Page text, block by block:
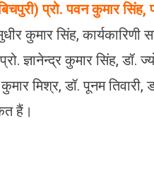
प्रो. पवन कुमार
कुमार सिंह,
ज्ञानेन्द्र कुमार सिंह, डॉ.
मिश्र, डॉ. पूनम तिवारी,
हैं।